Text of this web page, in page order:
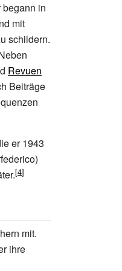
in
mit
schildern.
Revuen
Beiträge
er 1943
mit.
ihre